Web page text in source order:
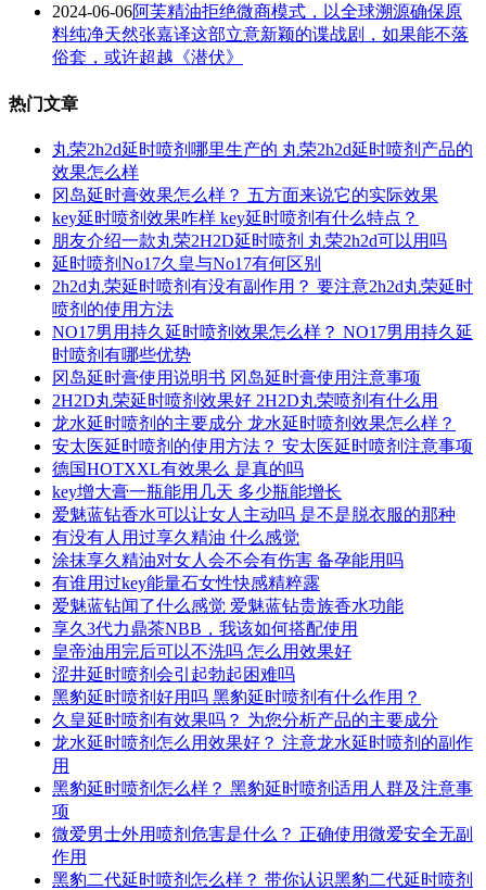
2024-06-06阿芙精油拒绝微商模式，以全球溯源确保原
料纯净天然张嘉译这部立意新颖的谍战剧，如果能不落
俗套，或许超越《潜伏》
热门文章
丸荣2h2d延时喷剂哪里生产的 丸荣2h2d延时喷剂产品的
效果怎么样
冈岛延时膏效果怎么样？ 五方面来说它的实际效果
key延时喷剂效果咋样 key延时喷剂有什么特点？
朋友介绍一款丸荣2H2D延时喷剂 丸荣2h2d可以用吗
延时喷剂No17久皇与No17有何区别
2h2d丸荣延时喷剂有没有副作用？ 要注意2h2d丸荣延时
喷剂的使用方法
NO17男用持久延时喷剂效果怎么样？ NO17男用持久延
时喷剂有哪些优势
冈岛延时膏使用说明书 冈岛延时膏使用注意事项
2H2D丸荣延时喷剂效果好 2H2D丸荣喷剂有什么用
龙水延时喷剂的主要成分 龙水延时喷剂效果怎么样？
安太医延时喷剂的使用方法？ 安太医延时喷剂注意事项
德国HOTXXL有效果么 是真的吗
key增大膏一瓶能用几天 多少瓶能增长
爱魅蓝钻香水可以让女人主动吗 是不是脱衣服的那种
有没有人用过享久精油 什么感觉
涂抹享久精油对女人会不会有伤害 备孕能用吗
有谁用过key能量石女性快感精粹露
爱魅蓝钻闻了什么感觉 爱魅蓝钻贵族香水功能
享久3代力鼎茶NBB，我该如何搭配使用
皇帝油用完后可以不洗吗 怎么用效果好
涩井延时喷剂会引起勃起困难吗
黑豹延时喷剂好用吗 黑豹延时喷剂有什么作用？
久皇延时喷剂有效果吗？ 为您分析产品的主要成分
龙水延时喷剂怎么用效果好？ 注意龙水延时喷剂的副作
用
黑豹延时喷剂怎么样？ 黑豹延时喷剂适用人群及注意事
项
微爱男士外用喷剂危害是什么？ 正确使用微爱安全无副
作用
黑豹二代延时喷剂怎么样？ 带你认识黑豹二代延时喷剂